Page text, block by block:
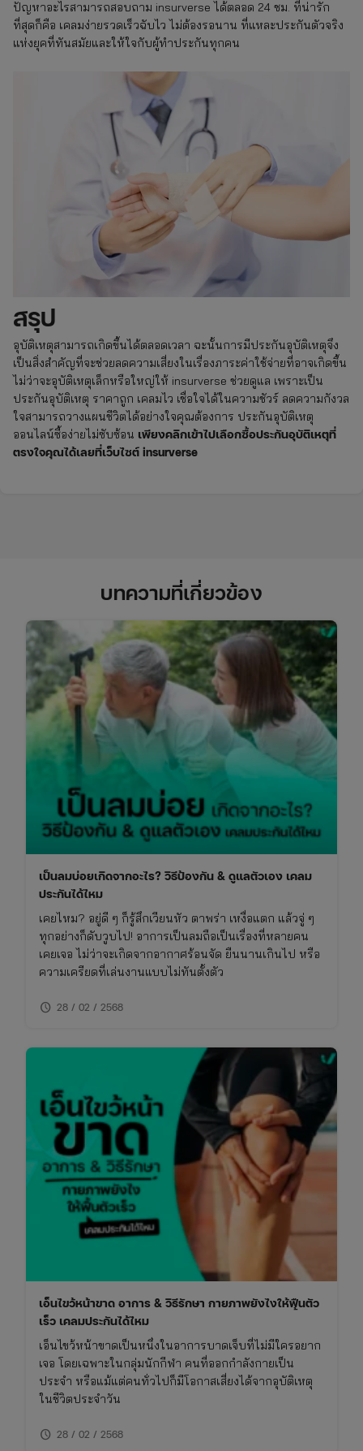
ปัญหาอะไรสามารถสอบถาม insurverse ได้ตลอด 24 ชม. ที่น่ารัก
ที่สุดก็คือ เคลมง่ายรวดเร็วฉับไว ไม่ต้องรอนาน ที่แหละประกันตัวจริง
แห่งยุคที่ทันสมัยและให้ใจกับผู้ทำประกันทุกคน
สรุป
อุบัติเหตุสามารถเกิดขึ้นได้ตลอดเวลา ฉะนั้นการมีประกันอุบัติเหตุจึง
เป็นสิ่งสำคัญที่จะช่วยลดความเสี่ยงในเรื่องภาระค่าใช้จ่ายที่อาจเกิดขึ้น
ไม่ว่าจะอุบัติเหตุเล็กหรือใหญ่ให้ insurverse ช่วยดูแล เพราะเป็น
ประกันอุบัติเหตุ ราคาถูก เคลมไว เชื่อใจได้ในความชัวร์ ลดความกังวล
ใจสามารถวางแผนชีวิตได้อย่างใจคุณต้องการ ประกันอุบัติเหตุ
ออนไลน์ซื้อง่ายไม่ซับซ้อน เพียงคลิกเข้าไปเลือกซื้อประกันอุบัติเหตุที่
ตรงใจคุณได้เลยที่เว็บไซต์ insurverse
บทความที่เกี่ยวข้อง
เป็นลมบ่อยเกิดจากอะไร? วิธีป้องกัน & ดูแลตัวเอง เคลม
ประกันได้ไหม
เคยไหม? อยู่ดี ๆ ก็รู้สึกเวียนหัว ตาพร่า เหงื่อแตก แล้วจู่ ๆ
ทุกอย่างก็ดับวูบไป! อาการเป็นลมถือเป็นเรื่องที่หลายคน
เคยเจอ ไม่ว่าจะเกิดจากอากาศร้อนจัด ยืนนานเกินไป หรือ
ความเครียดที่เล่นงานแบบไม่ทันตั้งตัว
schedule 28 / 02 / 2568
เอ็นไขว้หน้าขาด อาการ & วิธีรักษา กายภาพยังไงให้ฟื้นตัว
เร็ว เคลมประกันได้ไหม
เอ็นไขว้หน้าขาดเป็นหนึ่งในอาการบาดเจ็บที่ไม่มีใครอยาก
เจอ โดยเฉพาะในกลุ่มนักกีฬา คนที่ออกกำลังกายเป็น
ประจำ หรือแม้แต่คนทั่วไปก็มีโอกาสเสี่ยงได้จากอุบัติเหตุ
ในชีวิตประจำวัน
schedule 28 / 02 / 2568